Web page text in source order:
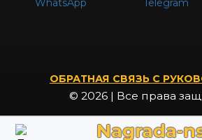
ОБРАТНАЯ СВЯЗЬ С
© 2026 | Все права
Nagrada-